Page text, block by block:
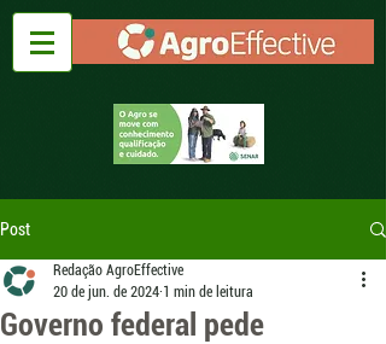
Post
Governo federal pede
Redação AgroEffective
20 de jun. de 2024 1 min de leitura